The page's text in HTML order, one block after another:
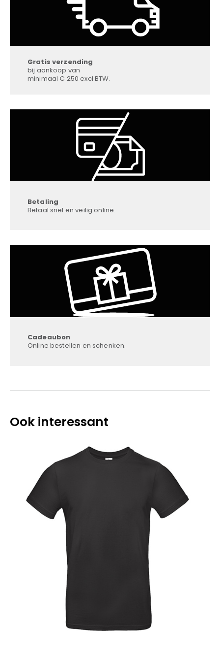
Gratis verzending
bij aankoop van
minimaal € 250 excl BTW.
Betaling
Betaal snel en veilig online.
Cadeaubon
Online bestellen en schenken.
Ook interessant